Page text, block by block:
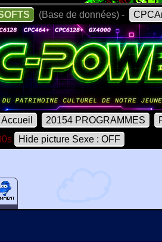
(Base de données) -
Accueil 20154 PROGRAMMES
Hide picture Sexe : OFF